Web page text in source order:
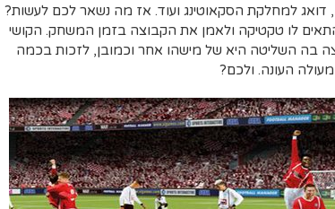
דואג למחלקת הסקאוטינג ועוד. אז מה נשאר לכם לעשות?
לו טקטיקה ולאמן את הקבוצה בזמן המשחק. הקושי
בה השליטה היא של מישהו אחר וכמובן, לזכות בכמה
העונה. ולכם?